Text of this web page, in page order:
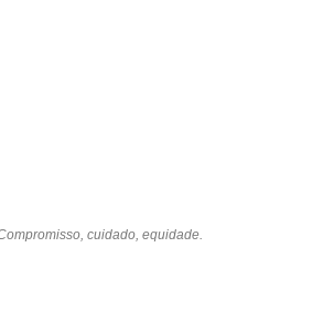
cuidado, equidade.